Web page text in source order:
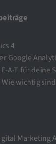
4
Google
A-T für deine
Wie wichtig
Marketing